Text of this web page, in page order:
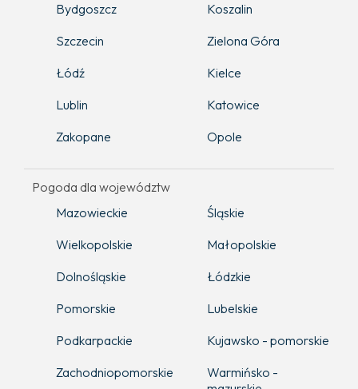
Bydgoszcz
Koszalin
Szczecin
Zielona Góra
Łódź
Kielce
Lublin
Katowice
Zakopane
Opole
Pogoda dla województw
Mazowieckie
Śląskie
Wielkopolskie
Małopolskie
Dolnośląskie
Łódzkie
Pomorskie
Lubelskie
Podkarpackie
Kujawsko - pomorskie
Zachodniopomorskie
Warmińsko -